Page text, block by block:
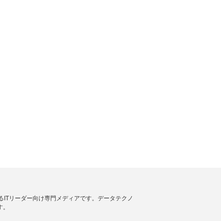
リーダー向け専門メディアです。データテクノ